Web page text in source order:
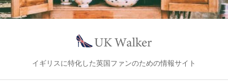
イギリスに特化した英国ファンのための情報サイト